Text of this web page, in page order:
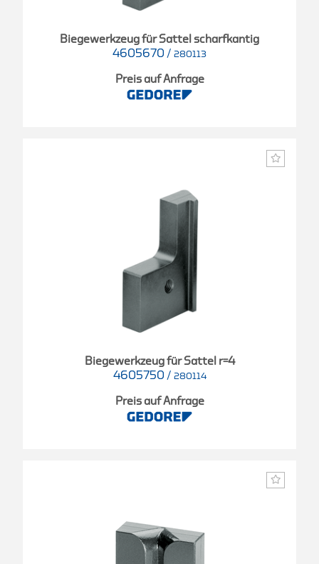
Biegewerkzeug für Sattel scharfkantig
4605670 / 280113
Preis auf Anfrage
Biegewerkzeug für Sattel r=4
4605750 / 280114
Preis auf Anfrage